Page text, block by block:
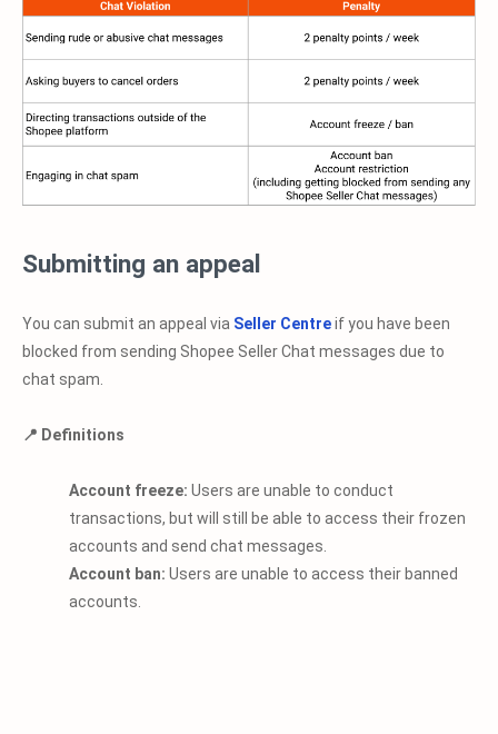
What happens if I commit a chat
violation?
Committing any chat violation may lead to penalties as shown